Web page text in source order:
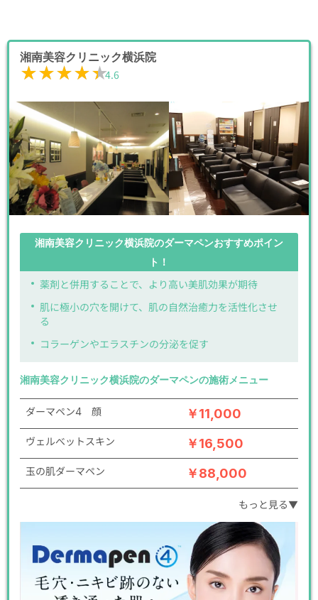
湘南美容クリニック横浜院
★★★★★
★★★★★4.6
湘南美容クリニック横浜院のダーマペンおすすめポイン
ト！
薬剤と併用することで、より高い美肌効果が期待
肌に極小の穴を開けて、肌の自然治癒力を活性化させ
る
コラーゲンやエラスチンの分泌を促す
湘南美容クリニック横浜院のダーマペンの施術メニュー
ダーマペン4 顔 ￥11,000
ヴェルべットスキン ￥16,500
玉の肌ダーマペン ￥88,000
もっと見る▼